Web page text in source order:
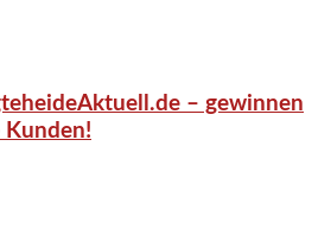
– gewinnen
Kunden!